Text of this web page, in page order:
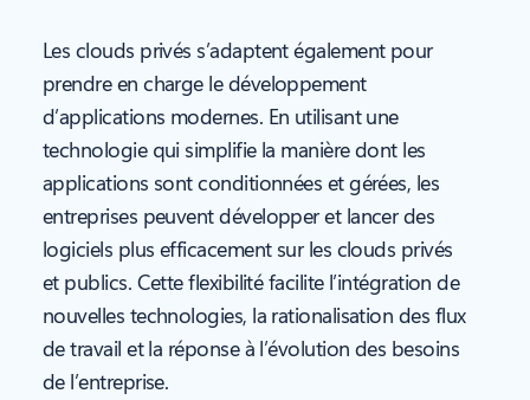
Les clouds privés s’adaptent également pour
prendre en charge le développement
d’applications modernes. En utilisant une
technologie qui simplifie la manière dont les
applications sont conditionnées et gérées, les
entreprises peuvent développer et lancer des
logiciels plus efficacement sur les clouds privés
et publics. Cette flexibilité facilite l’intégration de
nouvelles technologies, la rationalisation des flux
de travail et la réponse à l’évolution des besoins
de l’entreprise.